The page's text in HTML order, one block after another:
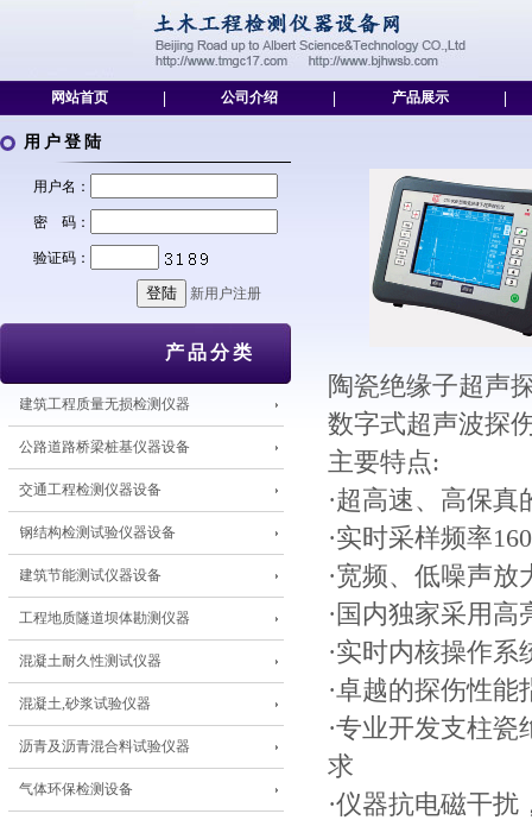
网站首页 公司介绍 产品展示
用户登陆
用户名：
密 码：
验证码：
新用户注册
产品分类
建筑工程质量无损检测仪器
公路道路桥梁桩基仪器设备
交通工程检测仪器设备
钢结构检测试验仪器设备
建筑节能测试仪器设备
工程地质隧道坝体勘测仪器
混凝土耐久性测试仪器
混凝土,砂浆试验仪器
沥青及沥青混合料试验仪器
气体环保检测设备
陶瓷绝缘子超声
数字式超声波探
主要特点:
·超高速、高保
·实时采样频率
·宽频、低噪声放
·国内独家采用
·实时内核操作系
·卓越的探伤性
·专业开发支柱
求
·仪器抗电磁干